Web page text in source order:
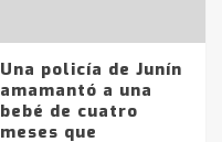
Una policía de Junín
amamantó a una
bebé de cuatro
meses que